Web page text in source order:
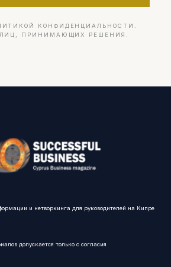
КОНФИДЕНЦИАЛЬНОСТИ.
ЛИЦ, ПРИНИМАЮЩИХ РЕШЕНИЯ.
и нетворкинга для руководителей на Кипре
допускается только с согласия